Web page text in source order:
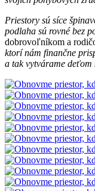
Priestory sú síce
podlaha sú rovné bez
dobrovoľníkom a
ktorí nám finančne
a tak vytvárame deťom